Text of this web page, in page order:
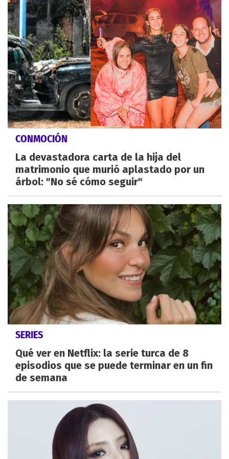
CONMOCIÓN
La devastadora carta de la hija del
matrimonio que murió aplastado por un
árbol: "No sé cómo seguir"
SERIES
Qué ver en Netflix: la serie turca de 8
episodios que se puede terminar en un fin
de semana